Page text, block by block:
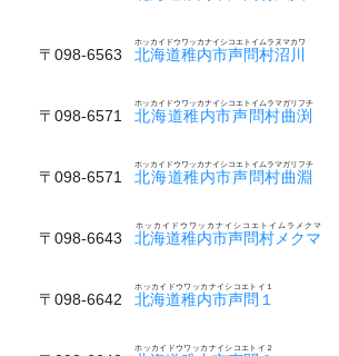
〒098-6563 北海道稚内市声問村沼川
ホッカイドウワッカナイシコエトイムラヌマカワ
〒098-6571 北海道稚内市声問村曲渕
ホッカイドウワッカナイシコエトイムラマガリフチ
〒098-6571 北海道稚内市声問村曲淵
ホッカイドウワッカナイシコエトイムラマガリフチ
〒098-6643 北海道稚内市声問村メクマ
ホッカイドウワッカナイシコエトイムラメクマ
〒098-6642 北海道稚内市声問１
ホッカイドウワッカナイシコエトイ１
ホッカイドウワッカナイシコエトイ２